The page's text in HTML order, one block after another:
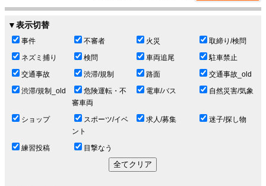
▼表示切替
事件 不審者 火災
取締り/検問
ネズミ捕り
検問 車両追尾
駐車禁止
交通事故
渋滞/規制 路面
交通事故_old
渋滞/規制_old
危険運転・不
審車両
電車/バス 自然災害/気象
ショップ
スポーツ/イベ
ント
求人/募集 迷子/探し物
練習投稿 目撃なう